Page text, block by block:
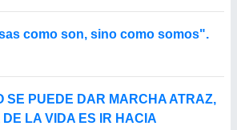
como son, sino como somos".
SE PUEDE DAR MARCHA ATRAZ,
LA VIDA ES IR HACIA